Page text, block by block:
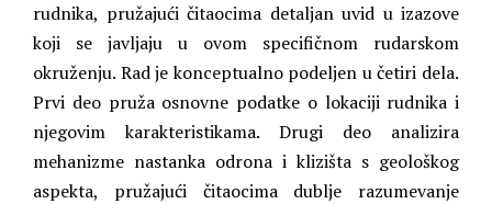
rudnika, pružajući čitaocima detaljan uvid u izazove
koji se javljaju u ovom specifičnom rudarskom
okruženju. Rad je konceptualno podeljen u četiri dela.
Prvi deo pruža osnovne podatke o lokaciji rudnika i
njegovim karakteristikama. Drugi deo analizira
mehanizme nastanka odrona i klizišta s geološkog
aspekta, pružajući čitaocima dublje razumevanje